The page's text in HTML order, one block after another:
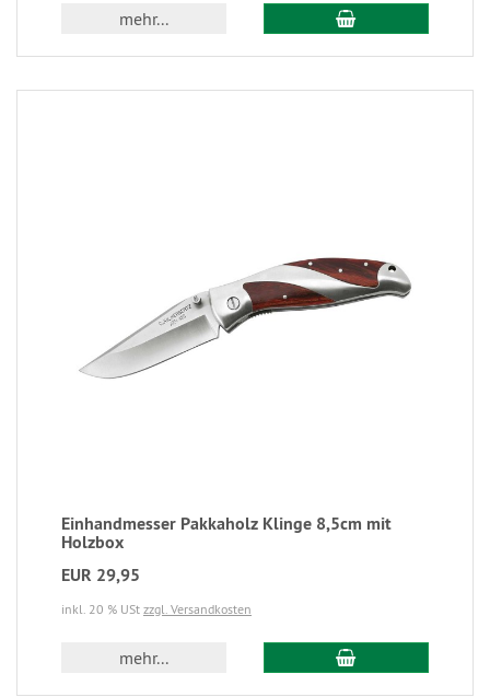
mehr...
Einhandmesser Pakkaholz Klinge 8,5cm mit
Holzbox
EUR 29,95
inkl. 20 % USt zzgl. Versandkosten
mehr...